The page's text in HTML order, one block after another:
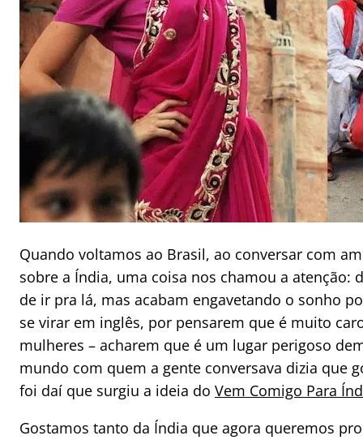
Quando voltamos ao Brasil, ao conversar com
sobre a Índia, uma coisa nos chamou a
de ir pra lá, mas acabam engavetando o sonho
se virar em inglês, por pensarem que é muito
mulheres – acharem que é um lugar perigoso
mundo com quem a gente conversava dizia que
foi daí que surgiu a ideia do Vem Comigo Para
Gostamos tanto da Índia que agora queremos